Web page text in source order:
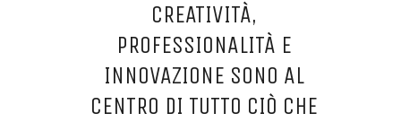
CREATIVITÀ,
PROFESSIONALITÀ E
INNOVAZIONE SONO AL
CENTRO DI TUTTO CIÒ CHE